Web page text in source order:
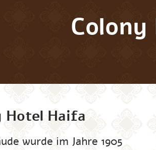
Hotel Haifa
wurde im Jahre 1905